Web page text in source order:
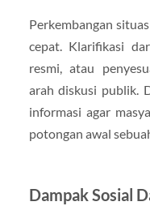
Perkembangan
cepat. Klarifikasi
resmi, atau
arah diskusi publik.
informasi agar
potongan awal
Dampak Sosial